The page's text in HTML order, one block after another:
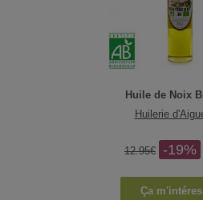
Huile de Noix
Huilerie
12.95€ -19%
Ça